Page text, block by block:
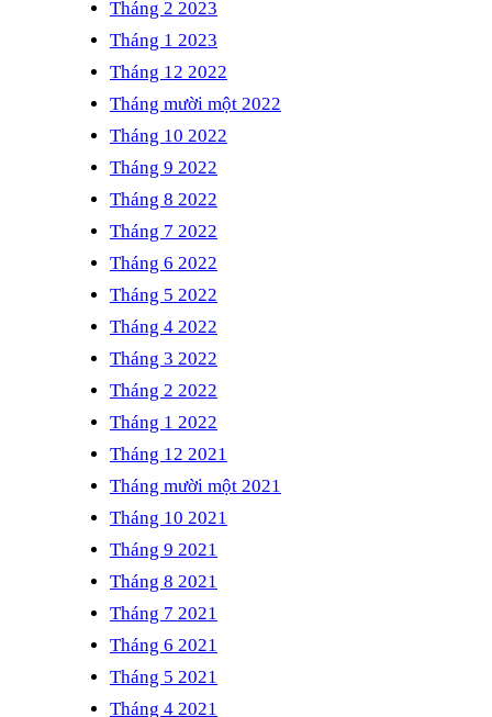
Tháng 2 2023
Tháng 1 2023
Tháng 12 2022
Tháng mười một 2022
Tháng 10 2022
Tháng 9 2022
Tháng 8 2022
Tháng 7 2022
Tháng 6 2022
Tháng 5 2022
Tháng 4 2022
Tháng 3 2022
Tháng 2 2022
Tháng 1 2022
Tháng 12 2021
Tháng mười một 2021
Tháng 10 2021
Tháng 9 2021
Tháng 8 2021
Tháng 7 2021
Tháng 6 2021
Tháng 5 2021
Tháng 4 2021